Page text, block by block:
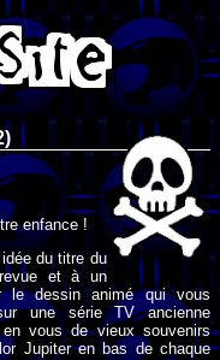
enfance !
du titre du
et à un
le dessin animé qui vous
une série TV ancienne
vous de vieux souvenirs
Jupiter en bas de chaque